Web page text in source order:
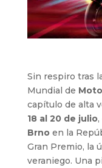
Sin respiro tras
Mundial de
capítulo de alta
18 al 20 de julio,
Brnoen la
Gran Premio, la
veraniego. Una